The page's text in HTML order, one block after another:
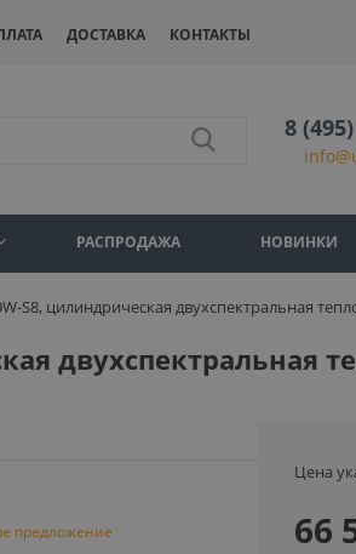
ДОСТАВКА КОНТАКТЫ
8
РАСПРОДАЖА НОВИНКИ
S8, цилиндрическая двухспектральная
двухспектральная
предложение
Цена
66